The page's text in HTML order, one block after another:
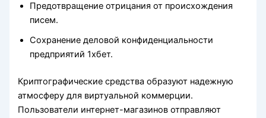
Предотвращение отрицания от происхождения
писем.
Сохранение деловой конфиденциальности
предприятий 1хбет.
Криптографические средства образуют надежную
атмосферу для виртуальной коммерции.
Пользователи интернет-магазинов отправляют